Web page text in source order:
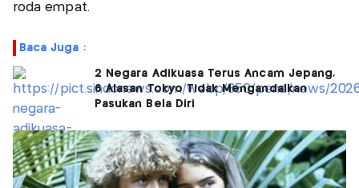
roda empat.
Baca Juga :
2 Negara Adikuasa Terus Ancam Jepang,
6 Alasan Tokyo Tidak Mengandalkan
Pasukan Bela Diri